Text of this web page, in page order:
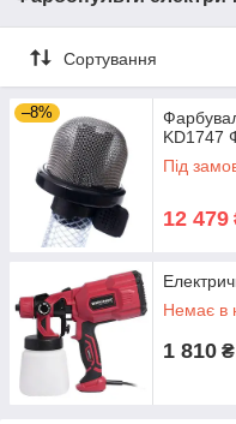
Сортування
–8%
KD1747
Під
12 479
Немає в
1 810 ₴